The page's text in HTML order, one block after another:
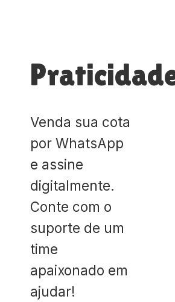
Venda sua cota
por WhatsApp
e assine
digitalmente.
Conte com o
suporte de um
time
apaixonado em
ajudar!